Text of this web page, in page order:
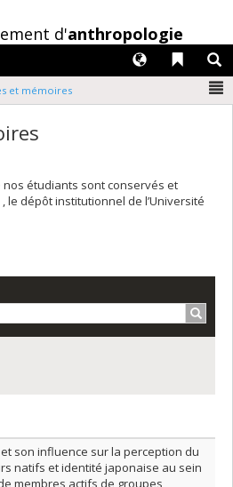
d'anthropologie
Liens
Langues
et mémoires
étudiants sont conservés et
, le dépôt institutionnel de l’Université
order
in descending order
et son influence sur la perception du
natifs et identité japonaise au sein
membres actifs de groupes